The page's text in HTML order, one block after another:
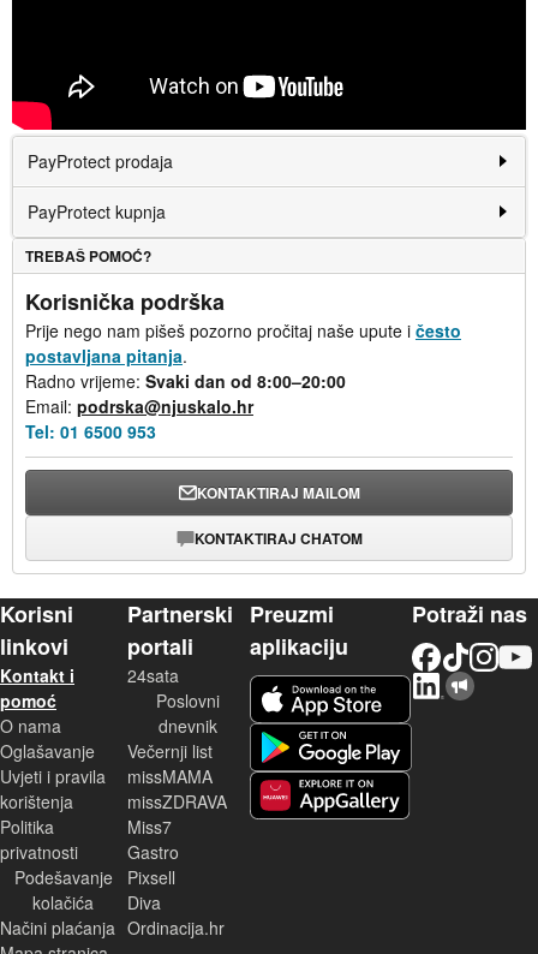
PayProtect prodaja
PayProtect kupnja
TREBAŠ POMOĆ?
Korisnička podrška
Prije nego nam pišeš pozorno pročitaj naše upute i često
postavljana pitanja.
Radno vrijeme: Svaki dan od 8:00–20:00
Email: podrska@njuskalo.hr
Tel: 01 6500 953
KONTAKTIRAJ MAILOM
KONTAKTIRAJ CHATOM
Korisni
linkovi
Kontakt i
pomoć
O nama
Oglašavanje
Uvjeti i pravila
korištenja
Politika
privatnosti
Podešavanje
kolačića
Načini plaćanja
Partnerski
portali
24sata
Poslovni
dnevnik
Večernji list
missMAMA
missZDRAVA
Miss7
Gastro
Pixsell
Diva
Ordinacija.hr
Preuzmi
aplikaciju
Potraži nas